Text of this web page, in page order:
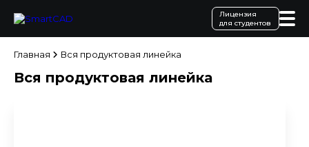
Лицензия
для студентов
Главная Вся продуктовая линейка
Вся продуктовая линейка